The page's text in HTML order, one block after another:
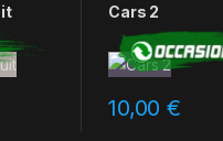
Cars 2
10,00€